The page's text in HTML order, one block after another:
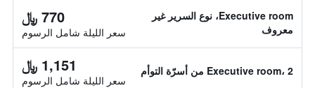
Executive room، نوع السرير غير
معروف
770 ﷼
سعر الليلة شامل الرسوم
Executive room، 2 من أسرّة التوأم 1,151 ﷼
سعر الليلة شامل الرسوم